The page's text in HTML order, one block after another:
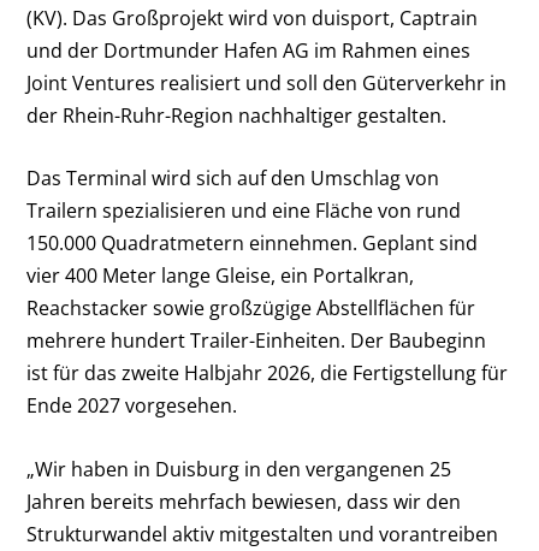
(KV). Das Großprojekt wird von duisport, Captrain
und der Dortmunder Hafen AG im Rahmen eines
Joint Ventures realisiert und soll den Güterverkehr in
der Rhein-Ruhr-Region nachhaltiger gestalten.
Das Terminal wird sich auf den Umschlag von
Trailern spezialisieren und eine Fläche von rund
150.000 Quadratmetern einnehmen. Geplant sind
vier 400 Meter lange Gleise, ein Portalkran,
Reachstacker sowie großzügige Abstellflächen für
mehrere hundert Trailer-Einheiten. Der Baubeginn
ist für das zweite Halbjahr 2026, die Fertigstellung für
Ende 2027 vorgesehen.
„Wir haben in Duisburg in den vergangenen 25
Jahren bereits mehrfach bewiesen, dass wir den
Strukturwandel aktiv mitgestalten und vorantreiben